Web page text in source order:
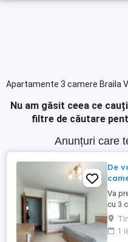
Apartamente 3 camere Braila
Nu am găsit ceea ce
filtre de căutare
Anunțuri care
De
Va
cu 3
ce
de
1